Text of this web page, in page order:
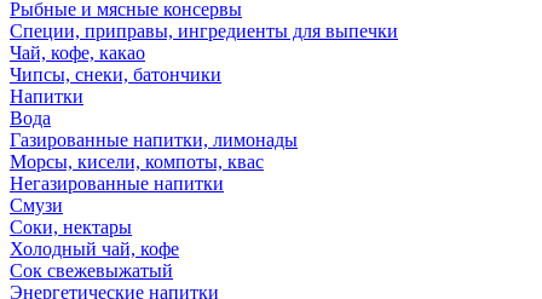
Рыбные и мясные консервы
Специи, приправы, ингредиенты для выпечки
Чай, кофе, какао
Чипсы, снеки, батончики
Напитки
Вода
Газированные напитки, лимонады
Морсы, кисели, компоты, квас
Негазированные напитки
Смузи
Соки, нектары
Холодный чай, кофе
Сок свежевыжатый
Энергетические напитки